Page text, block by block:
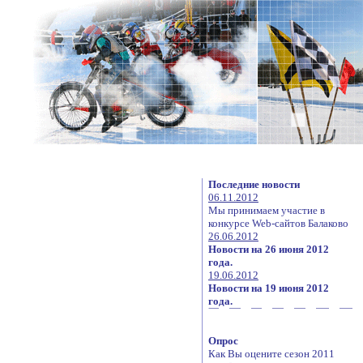
Последние новости
06.11.2012
Мы принимаем участие в
конкурсе Web-сайтов Балаково
26.06.2012
Новости на 26 июня 2012
года.
19.06.2012
Новости на 19 июня 2012
года.
Опрос
Как Вы оцените сезон 2011